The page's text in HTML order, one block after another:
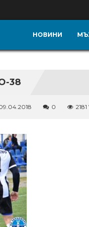
НОВИНИ
38
0